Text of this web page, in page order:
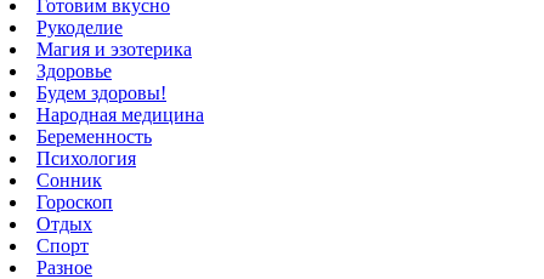
Готовим вкусно
Рукоделие
Магия и эзотерика
Здоровье
Будем здоровы!
Народная медицина
Беременность
Психология
Сонник
Гороскоп
Отдых
Спорт
Разное